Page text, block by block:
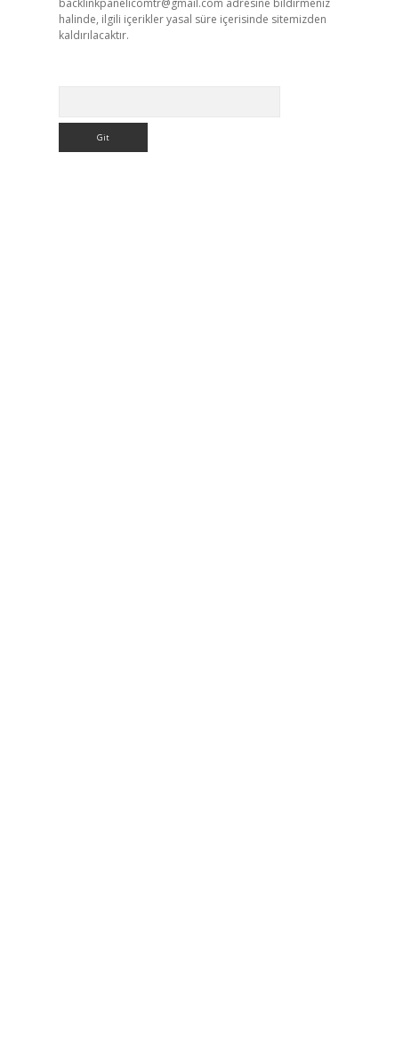
backlinkpanelicomtr@gmail.com adresine bildirmeniz
halinde, ilgili içerikler yasal süre içerisinde sitemizden
kaldırılacaktır.